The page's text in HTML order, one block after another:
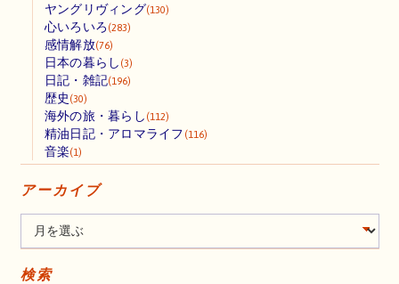
ヤングリヴィング(130)
心いろいろ (283)
感情解放(76)
日本の暮らし (3)
日記・雑記(196)
歴史 (30)
海外の旅・暮らし (112)
精油日記・アロマライフ (116)
音楽(1)
アーカイブ
検索